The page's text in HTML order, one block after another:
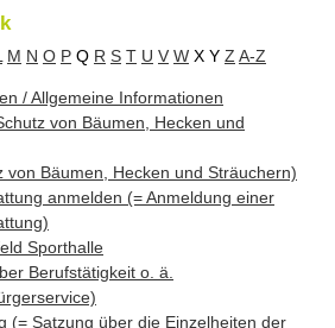
M N O P Q R S T U V W X Y Z A-Z
/ Allgemeine Informationen
von Bäumen, Hecken und
von Bäumen, Hecken und Sträuchern)
anmelden (= Anmeldung einer
Sporthalle
Berufstätigkeit o. ä.
(= Satzung über die Einzelheiten der